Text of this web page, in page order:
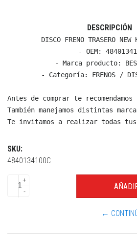
DESCRIPCIÓN
DISCO FRENO TRASERO NEW
- OEM:
- Marca producto:
- Categoría: FRENOS /
Antes de comprar te
También manejamos distintas
Te invitamos a realizar todas tus
SKU:
4840134100C
+
-
←